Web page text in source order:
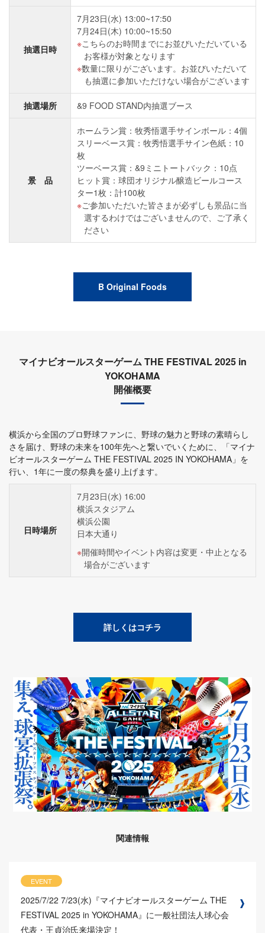
抽選日時
7月23日(水) 13:00~17:50
7月24日(木) 10:00~15:50
こちらのお時間までにお並びいただいている
お客様が対象となります
数量に限りがございます。お並びいただいて
も抽選に参加いただけない場合がございます
抽選場所 &9 FOOD STAND内抽選ブース
景 品
ホームラン賞：牧秀悟選手サインボール：4個
スリーベース賞：牧秀悟選手サイン色紙：10
枚
ツーベース賞：&9ミニトートバック：10点
ヒット賞：球団オリジナル醸造ビールコース
ター1枚：計100枚
ご参加いただいた皆さまが必ずしも景品に当
選するわけではございませんので、ご了承く
ださい
B Original Foods
マイナビオールスターゲーム THE FESTIVAL 2025 in
YOKOHAMA
開催概要
横浜から全国のプロ野球ファンに、野球の魅力と野球の素晴らし
さを届け、野球の未来を100年先へと繋いでいくために、「マイナ
ビオールスターゲーム THE FESTIVAL 2025 IN YOKOHAMA」を
行い、1年に一度の祭典を盛り上げます。
日時場所
7月23日(水) 16:00
横浜スタジアム
横浜公園
日本大通り
開催時間やイベント内容は変更・中止となる
場合がございます
詳しくはコチラ
関連情報
EVENT
2025/7/22 7/23(水)『マイナビオールスターゲーム THE
FESTIVAL 2025 in YOKOHAMA』に一般社団法人球心会
代表・王貞治氏来場決定！